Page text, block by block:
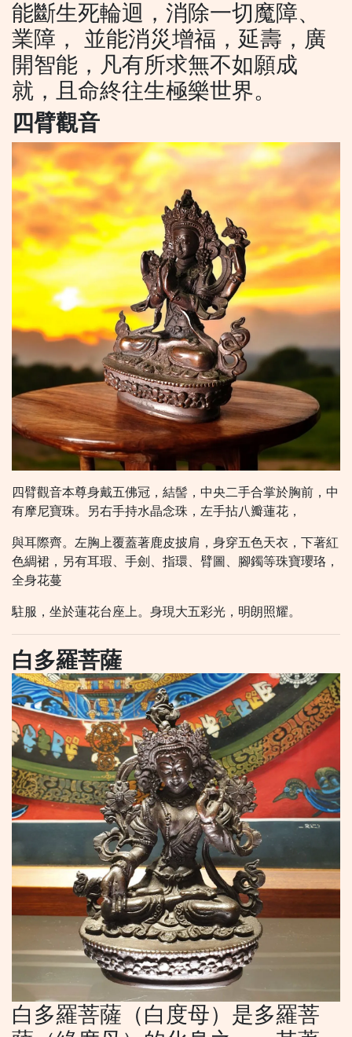
能斷生死輪迴，消除一切魔障、
業障， 並能消災增福，延壽，廣
開智能，凡有所求無不如願成
就，且命終往生極樂世界。
四臂觀音
四臂觀音本尊身戴五佛冠，結髻，中央二手合掌於胸前，中
有摩尼寶珠。另右手持水晶念珠，左手拈八瓣蓮花，
與耳際齊。左胸上覆蓋著鹿皮披肩，身穿五色天衣，下著紅
色綢裙，另有耳瑕、手劍、指環、臂圖、腳鐲等珠寶瓔珞，
全身花蔓
駐服，坐於蓮花台座上。身現大五彩光，明朗照耀。
​​​​白多羅菩薩
白多羅菩薩（白度母）是多羅菩